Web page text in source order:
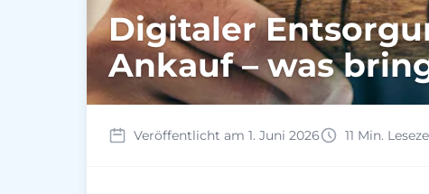
Digitaler
Ankauf – was
Veröffentlicht am 1. Juni 2026 11 Min.